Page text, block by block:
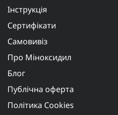
Інструкція
Сертифікати
Самовивіз
Про Міноксидил
Блог
Публічна оферта
Політика Cookies